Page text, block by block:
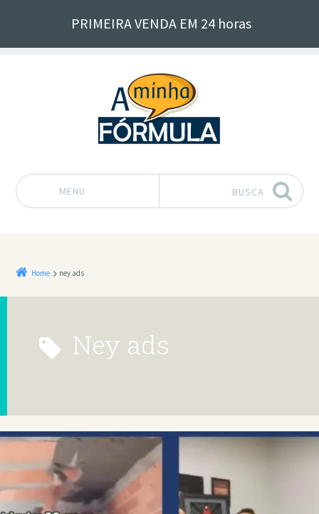
PRIMEIRA VENDA EM 24 horas
MENU BUSCA
Home ney ads
ney ads